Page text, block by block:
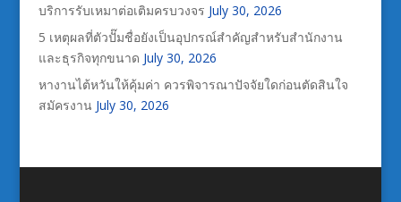
บริการรับเหมาต่อเติมครบวงจร July 30, 2026
5 เหตุผลที่ตัวปั๊มชื่อยังเป็นอุปกรณ์สำคัญสำหรับสำนักงาน
และธุรกิจทุกขนาด July 30, 2026
หางานไต้หวันให้คุ้มค่า ควรพิจารณาปัจจัยใดก่อนตัดสินใจ
สมัครงาน July 30, 2026